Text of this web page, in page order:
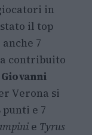
in
il top
7
contribuito
Giovanni
Verona si
punti e 7
e Tyrus